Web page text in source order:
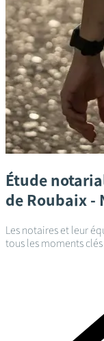
Étude
de Roubaix -
Les notaires et leur
tous les moments